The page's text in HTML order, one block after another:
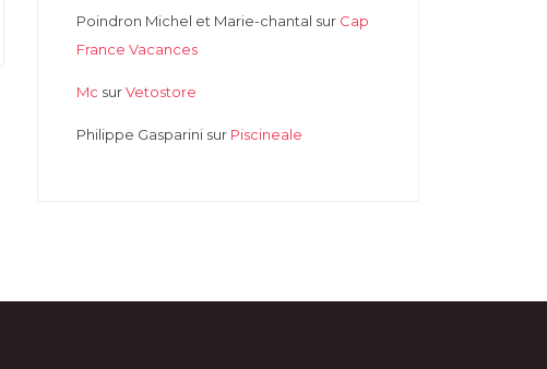
Poindron Michel et Marie-chantal sur Cap
France Vacances
Mc surVetostore
Philippe Gasparini sur Piscineale